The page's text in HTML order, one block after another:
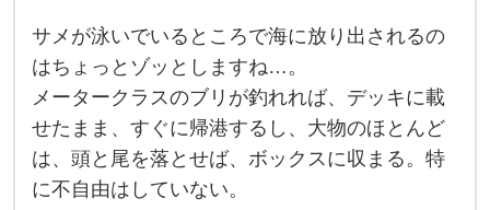
ズ
キ
を
わ
れ
る
と
言
か
ス
カ
リ
を
サメが泳いでいるところで海に放り出されるの
はちょっとゾッとしますね…。
メータークラスのブリが釣れれば、デッキに載
せたまま、すぐに帰港するし、大物のほとんど
は、頭と尾を落とせば、ボックスに収まる。特
に不自由はしていない。